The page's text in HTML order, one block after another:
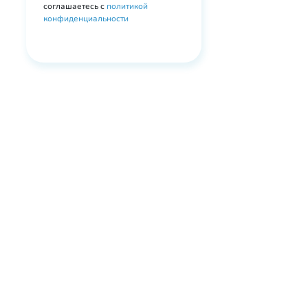
соглашаетесь с политикой
конфиденциальности